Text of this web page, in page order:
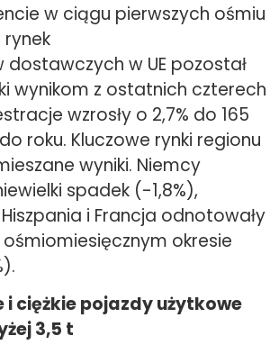
w ciągu pierwszych ośmiu
w UE pozostał
wynikom z ostatnich czterech
wzrosły o 2,7% do 165
roku. Kluczowe rynki regionu
wyniki. Niemcy
spadek (-1,8%),
i Francja odnotowały
okresie
i ciężkie pojazdy użytkowe
3,5 t